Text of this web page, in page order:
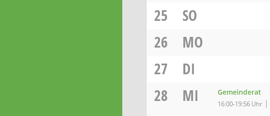
25
SO
26
MO
27
DI
28
MI Gemeinderat
16:00-19:56 Uhr